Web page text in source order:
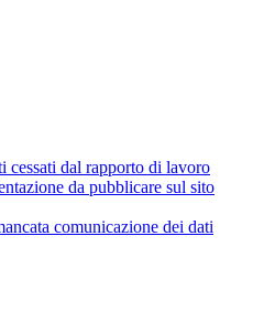
cessati dal rapporto di lavoro
da pubblicare sul sito
comunicazione dei dati